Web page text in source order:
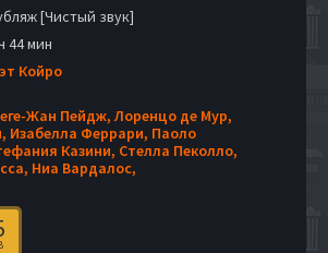
[Чистый звук]
44 мин
Койро
Жан Пейдж,Лоренцо де Мур,
Изабелла Феррари, Паоло
Казини, Стелла Пеколло,
Ниа Вардалос,